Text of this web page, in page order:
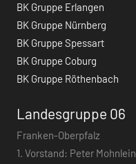
BK Gruppe Erlangen
BK Gruppe Nürnberg
BK Gruppe Spessart
BK Gruppe Coburg
BK Gruppe Röthenbach
Landesgruppe 06
Franken-Oberpfalz
1. Vorstand: Peter Mohnlein